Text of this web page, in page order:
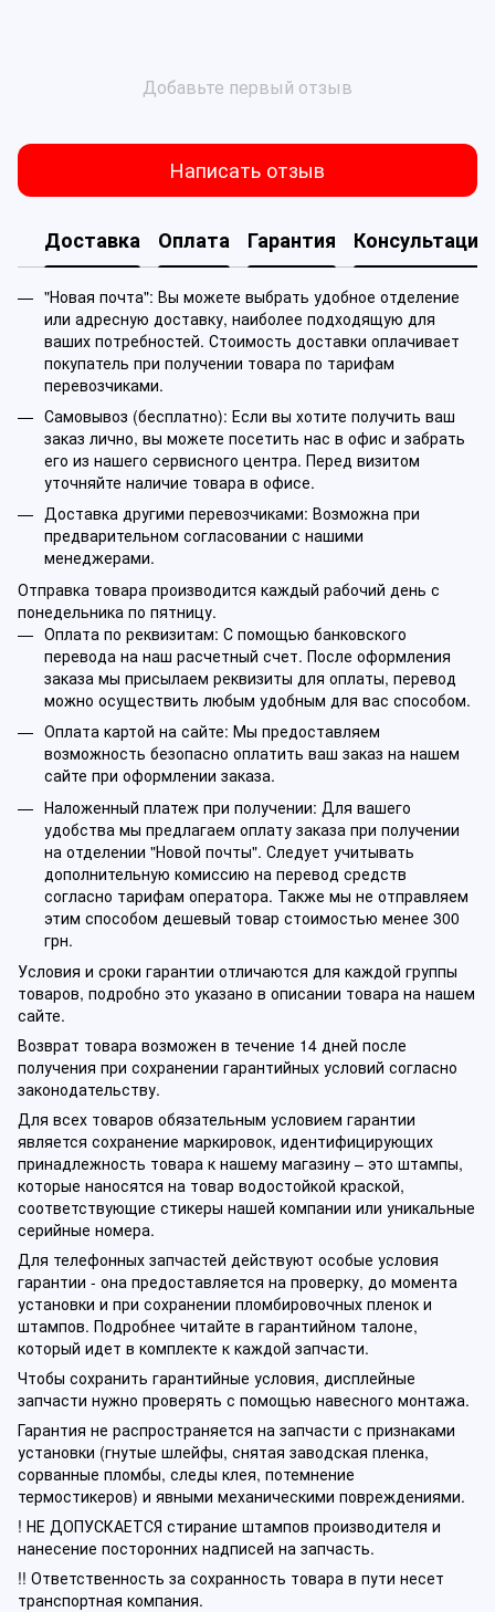
Добавьте первый отзыв
Написать отзыв
Доставка Оплата Гарантия Консультация
"Новая почта": Вы можете выбрать удобное отделение
или адресную доставку, наиболее подходящую для
ваших потребностей. Стоимость доставки оплачивает
покупатель при получении товара по тарифам
перевозчиками.
Самовывоз (бесплатно): Если вы хотите получить ваш
заказ лично, вы можете посетить нас в офис и забрать
его из нашего сервисного центра. Перед визитом
уточняйте наличие товара в офисе.
Доставка другими перевозчиками: Возможна при
предварительном согласовании с нашими
менеджерами.
Отправка товара производится каждый рабочий день с
понедельника по пятницу.
Оплата по реквизитам: С помощью банковского
перевода на наш расчетный счет. После оформления
заказа мы присылаем реквизиты для оплаты, перевод
можно осуществить любым удобным для вас способом.
Оплата картой на сайте: Мы предоставляем
возможность безопасно оплатить ваш заказ на нашем
сайте при оформлении заказа.
Наложенный платеж при получении: Для вашего
удобства мы предлагаем оплату заказа при получении
на отделении "Новой почты". Следует учитывать
дополнительную комиссию на перевод средств
согласно тарифам оператора. Также мы не отправляем
этим способом дешевый товар стоимостью менее 300
грн.
Условия и сроки гарантии отличаются для каждой группы
товаров, подробно это указано в описании товара на нашем
сайте.
Возврат товара возможен в течение 14 дней после
получения при сохранении гарантийных условий согласно
законодательству.
Для всех товаров обязательным условием гарантии
является сохранение маркировок, идентифицирующих
принадлежность товара к нашему магазину – это штампы,
которые наносятся на товар водостойкой краской,
соответствующие стикеры нашей компании или уникальные
серийные номера.
Для телефонных запчастей действуют особые условия
гарантии - она предоставляется на проверку, до момента
установки и при сохранении пломбировочных пленок и
штампов. Подробнее читайте в гарантийном талоне,
который идет в комплекте к каждой запчасти.
Чтобы сохранить гарантийные условия, дисплейные
запчасти нужно проверять с помощью навесного монтажа.
Гарантия не распространяется на запчасти с признаками
установки (гнутые шлейфы, снятая заводская пленка,
сорванные пломбы, следы клея, потемнение
термостикеров) и явными механическими повреждениями.
! НЕ ДОПУСКАЕТСЯ стирание штампов производителя и
нанесение посторонних надписей на запчасть.
!! Ответственность за сохранность товара в пути несет
транспортная компания.